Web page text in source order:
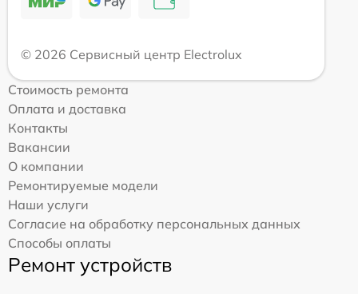
© 2026 Сервисный центр Electrolux
Стоимость ремонта
Оплата и доставка
Контакты
Вакансии
О компании
Ремонтируемые модели
Наши услуги
Согласие на обработку персональных данных
Способы оплаты
Ремонт устройств